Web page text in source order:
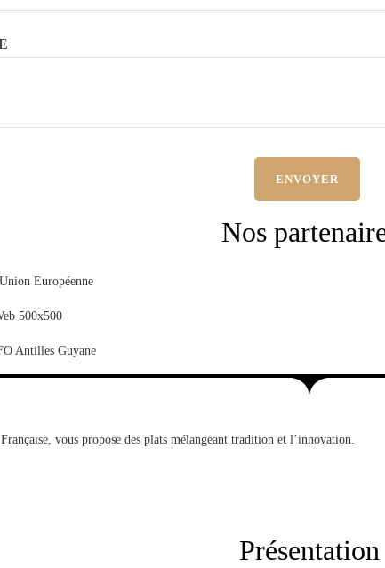
Nos
vous propose des plats mélangeant tradition et l’innovation.
Présentation